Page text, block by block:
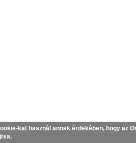
kat használ annak érdekében, hogy az